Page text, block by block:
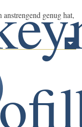
genug hat,